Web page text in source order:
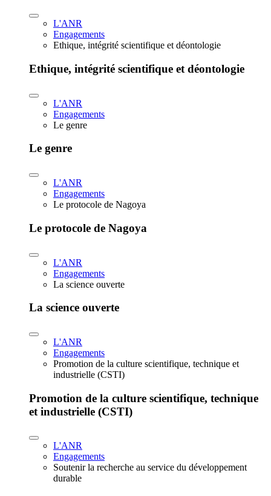
L'ANR
Engagements
Ethique, intégrité scientifique et déontologie
Ethique, intégrité scientifique et déontologie
L'ANR
Engagements
Le genre
Le genre
L'ANR
Engagements
Le protocole de Nagoya
Le protocole de Nagoya
L'ANR
Engagements
La science ouverte
La science ouverte
L'ANR
Engagements
Promotion de la culture scientifique, technique et
industrielle (CSTI)
Promotion de la culture scientifique, technique
et industrielle (CSTI)
L'ANR
Engagements
Soutenir la recherche au service du développement
durable